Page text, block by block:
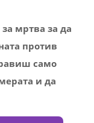
мртва за да
против
само
и да